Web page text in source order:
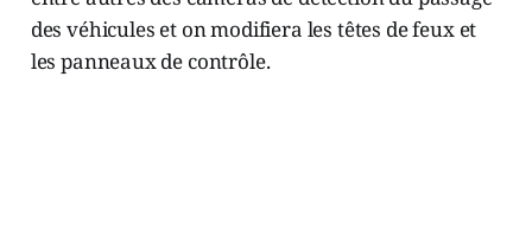
des véhicules et on modifiera les têtes de feux et
les panneaux de contrôle.